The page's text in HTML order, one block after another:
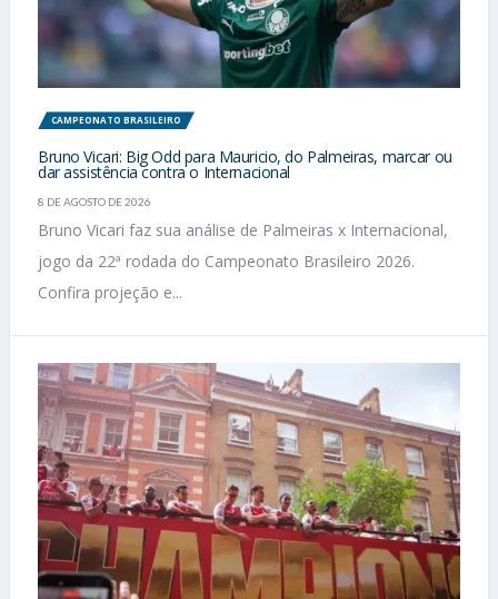
CAMPEONATO BRASILEIRO
Bruno Vicari: Big Odd para Mauricio, do Palmeiras, marcar ou
dar assistência contra o Internacional
8 DE AGOSTO DE 2026
Bruno Vicari faz sua análise de Palmeiras x Internacional,
jogo da 22ª rodada do Campeonato Brasileiro 2026.
Confira projeção e...